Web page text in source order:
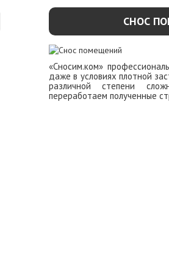
СНОС
«Сносим.ком»
даже в условиях плотной
различной степени
переработаем полученные